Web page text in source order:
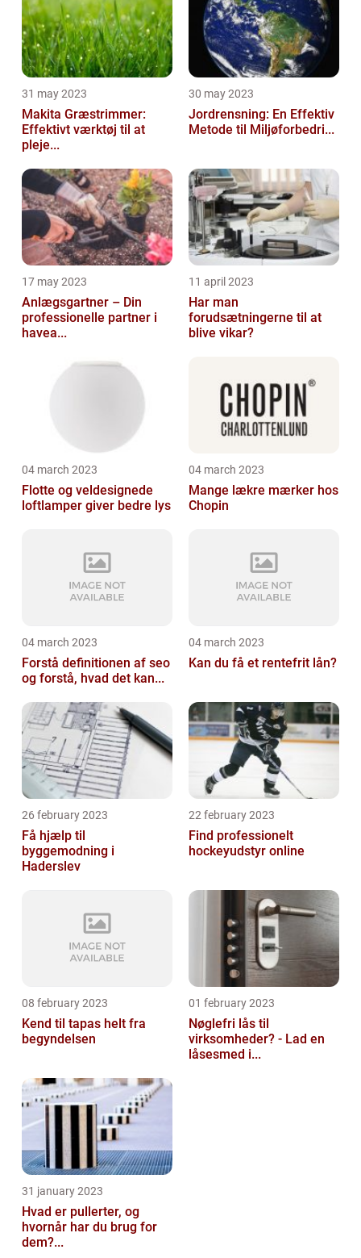
31 may 2023
Makita Græstrimmer:
Effektivt værktøj til at
pleje...
30 may 2023
Jordrensning: En Effektiv
Metode til Miljøforbedri...
17 may 2023
Anlægsgartner – Din
professionelle partner i
havea...
11 april 2023
Har man
forudsætningerne til at
blive vikar?
04 march 2023
Flotte og veldesignede
loftlamper giver bedre lys
04 march 2023
Mange lækre mærker hos
Chopin
04 march 2023
Forstå definitionen af seo
og forstå, hvad det kan...
04 march 2023
Kan du få et rentefrit lån?
26 february 2023
Få hjælp til
byggemodning i
Haderslev
22 february 2023
Find professionelt
hockeyudstyr online
08 february 2023
Kend til tapas helt fra
begyndelsen
01 february 2023
Nøglefri lås til
virksomheder? - Lad en
låsesmed i...
31 january 2023
Hvad er pullerter, og
hvornår har du brug for
dem?...